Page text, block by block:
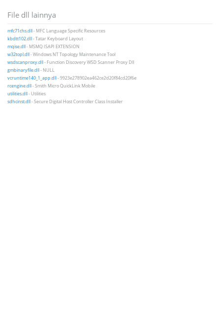
File dll lainnya
mfc71chs.dll- MFC Language Specific Resources
kbdtt102.dll- Tatar Keyboard Layout
mqise.dll- MSMQ ISAPI EXTENSION
w32topl.dll- Windows NT Topology Maintenance Tool
wsdscanproxy.dll- Function Discovery WSD Scanner Proxy Dll
gmbinaryfile.dll- NULL
vcruntime140_1_app.dll- 9923e278902ea462ce2d20f84cd20f6e
rcengine.dll- Smith Micro QuickLink Mobile
utilities.dll- Utilities
sdhcinst.dll- Secure Digital Host Controller Class Installer